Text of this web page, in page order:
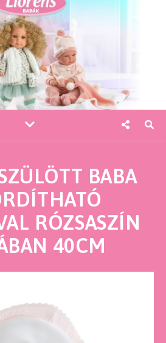
BABA
RÓZSASZÍN
40CM